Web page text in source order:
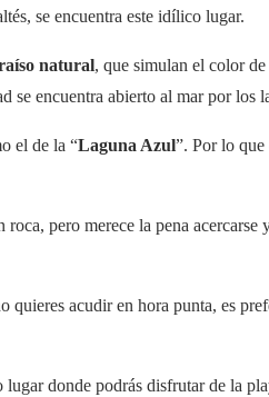
se encuentra este idílico lugar.
natural, que simulan el color
se encuentra abierto al mar por los
el de la “Laguna Azul”. Por lo que
pero merece la pena
acudir en hora punta, es
donde podrás disfrutar de la